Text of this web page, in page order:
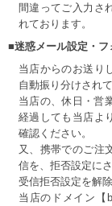
間違ってご入力さ
れております。
■迷惑メール設定・フ
当店からのお送り
自動振り分けされ
当店の、休日・営
経過しても当店よ
確認ください。
又、携帯でのご注
信を、拒否設定に
受信拒否設定を解
当店のドメイン【